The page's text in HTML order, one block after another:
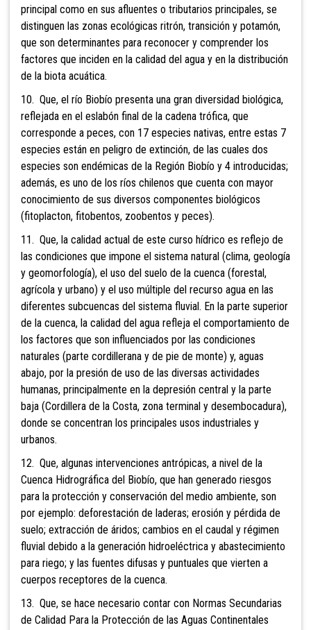
principal como en sus afluentes o tributarios principales, se
distinguen las zonas ecológicas ritrón, transición y potamón,
que son determinantes para reconocer y comprender los
factores que inciden en la calidad del agua y en la distribución
de la biota acuática.
10. Que, el río Biobío presenta una gran diversidad biológica,
reflejada en el eslabón final de la cadena trófica, que
corresponde a peces, con 17 especies nativas, entre estas 7
especies están en peligro de extinción, de las cuales dos
especies son endémicas de la Región Biobío y 4 introducidas;
además, es uno de los ríos chilenos que cuenta con mayor
conocimiento de sus diversos componentes biológicos
(fitoplacton, fitobentos, zoobentos y peces).
11. Que, la calidad actual de este curso hídrico es reflejo de
las condiciones que impone el sistema natural (clima, geología
y geomorfología), el uso del suelo de la cuenca (forestal,
agrícola y urbano) y el uso múltiple del recurso agua en las
diferentes subcuencas del sistema fluvial. En la parte superior
de la cuenca, la calidad del agua refleja el comportamiento de
los factores que son influenciados por las condiciones
naturales (parte cordillerana y de pie de monte) y, aguas
abajo, por la presión de uso de las diversas actividades
humanas, principalmente en la depresión central y la parte
baja (Cordillera de la Costa, zona terminal y desembocadura),
donde se concentran los principales usos industriales y
urbanos.
12. Que, algunas intervenciones antrópicas, a nivel de la
Cuenca Hidrográfica del Biobío, que han generado riesgos
para la protección y conservación del medio ambiente, son
por ejemplo: deforestación de laderas; erosión y pérdida de
suelo; extracción de áridos; cambios en el caudal y régimen
fluvial debido a la generación hidroeléctrica y abastecimiento
para riego; y las fuentes difusas y puntuales que vierten a
cuerpos receptores de la cuenca.
13. Que, se hace necesario contar con Normas Secundarias
de Calidad Para la Protección de las Aguas Continentales